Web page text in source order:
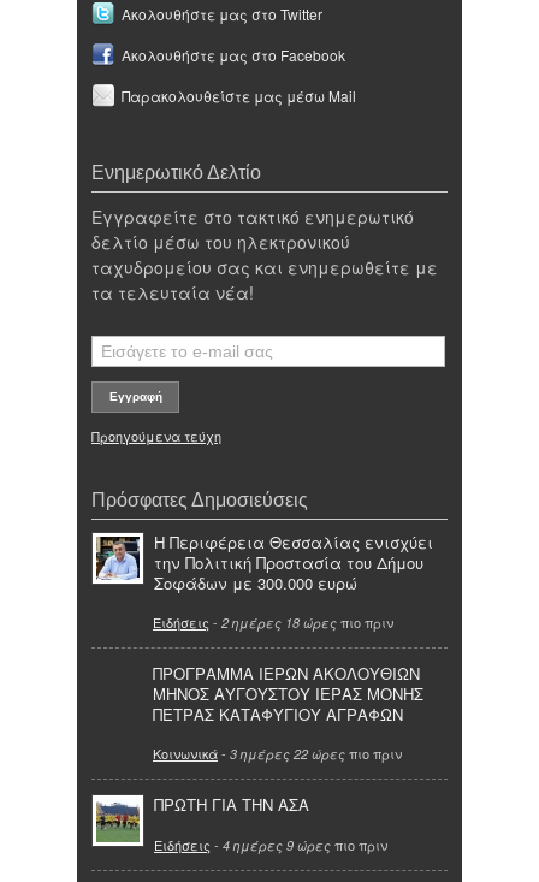
Ακολουθήστε μας στο Twitter
Ακολουθήστε μας στο Facebook
Παρακολουθείστε μας μέσω Mail
Ενημερωτικό Δελτίο
Εγγραφείτε στο τακτικό ενημερωτικό
δελτίο μέσω του ηλεκτρονικού
ταχυδρομείου σας και ενημερωθείτε με
τα τελευταία νέα!
Προηγούμενα τεύχη
Πρόσφατες Δημοσιεύσεις
Η Περιφέρεια Θεσσαλίας ενισχύει
την Πολιτική Προστασία του Δήμου
Σοφάδων με 300.000 ευρώ
Ειδήσεις - 2 ημέρες 18 ώρες πιο πριν
ΠΡΟΓΡΑΜΜΑ ΙΕΡΩΝ ΑΚΟΛΟΥΘΙΩΝ
ΜΗΝΟΣ ΑΥΓΟΥΣΤΟΥ ΙΕΡΑΣ ΜΟΝΗΣ
ΠΕΤΡΑΣ ΚΑΤΑΦΥΓΙΟΥ ΑΓΡΑΦΩΝ
Κοινωνικά- 3 ημέρες 22 ώρες πιο πριν
ΠΡΩΤΗ ΓΙΑ ΤΗΝ ΑΣΑ
Ειδήσεις - 4 ημέρες 9 ώρες πιο πριν